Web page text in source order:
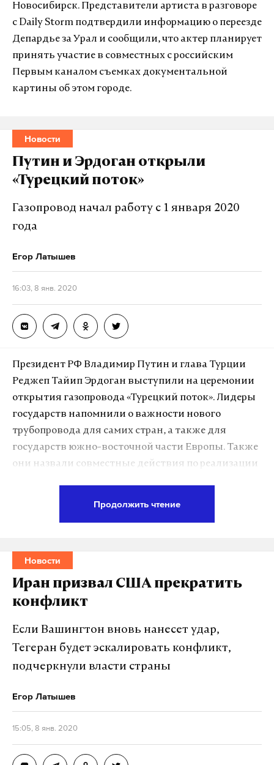
Новосибирск. Представители артиста в разговоре
с Daily Storm подтвердили информацию о переезде
Депардье за Урал и сообщили, что актер планирует
принять участие в совместных с российским
Первым каналом съемках документальной
картины об этом городе.
Новости
Путин и Эрдоган открыли
«Турецкий поток»
Газопровод начал работу с 1 января 2020
года
Егор Латышев
16:03, 8 янв. 2020
Президент РФ Владимир Путин и глава Турции
Реджеп Тайип Эрдоган выступили на церемонии
открытия газопровода «Турецкий поток». Лидеры
государств напомнили о важности нового
трубопровода для самих стран, а также для
государств южно-восточной части Европы. Также
они назвали совместные действия по реализации
работает там, где тормозит интернет.
А еще мы есть вTelegram
Макс
Дзен VK
Продолжить чтение
Новости
Иран призвал США прекратить
конфликт
Если Вашингтон вновь нанесет удар,
Тегеран будет эскалировать конфликт,
подчеркнули власти страны
Егор Латышев
15:05, 8 янв. 2020